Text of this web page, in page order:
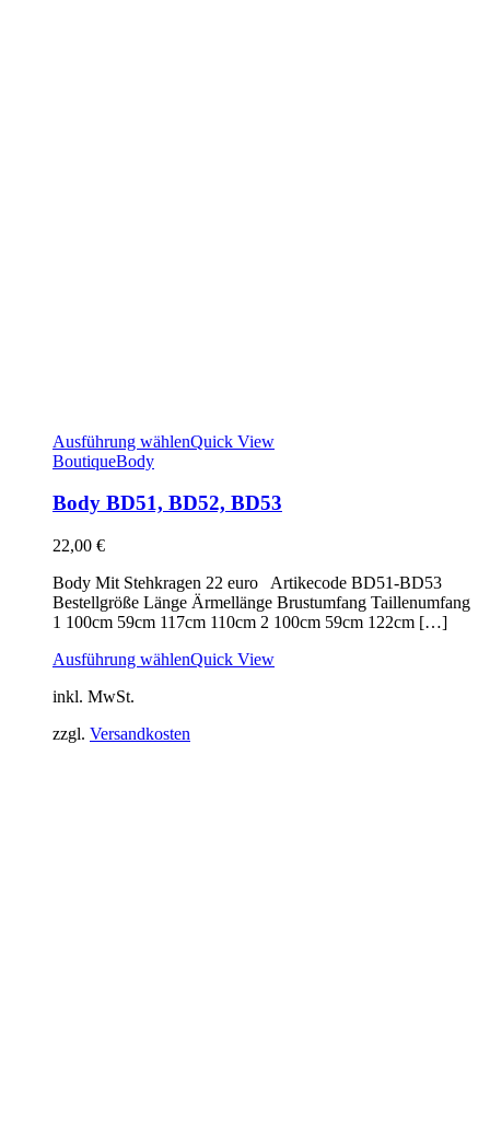
Ausführung wählenQuick View
BoutiqueBody
Body BD51, BD52, BD53
22,00 €
Body Mit Stehkragen 22 euro Artikecode BD51-BD53
Bestellgröße Länge Ärmellänge Brustumfang Taillenumfang
1 100cm 59cm 117cm 110cm 2 100cm 59cm 122cm […]
Ausführung wählenQuick View
inkl. MwSt.
zzgl. Versandkosten